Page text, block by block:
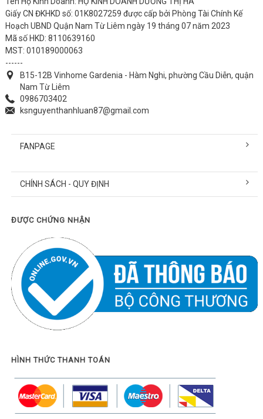
Giấy CN ĐKHKD số: 01K8027259 được cấp bởi Phòng Tài Chính Kế
Hoạch UBND Quận Nam Từ Liêm ngày 19 tháng 07 năm 2023
Mã số HKD: 8110639160
MST: 010189000063
------
B15-12B Vinhome Gardenia - Hàm Nghi, phường Cầu Diễn, quận
Nam Từ Liêm
0986703402
ksnguyenthanhluan87@gmail.com
FANPAGE
CHÍNH SÁCH - QUY ĐỊNH
ĐƯỢC CHỨNG NHẬN
HÌNH THỨC THANH TOÁN